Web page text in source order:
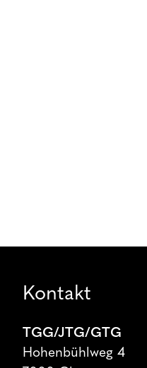
Kontakt
TGG/JTG/GTG
Hohenbühlweg 4